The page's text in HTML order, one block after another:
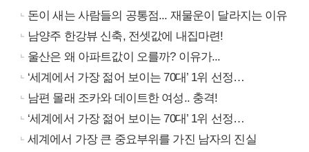
돈이 새는 사람들의 공통점... 재물운이 달라지는 이유
남양주 한강뷰 신축, 전셋값에 내집마련!
울산은 왜 아파트값이 오를까? 이유가...
‘세계에서 가장 젊어 보이는 70대’ 1위 선정…
남편 몰래 조카와 데이트한 여성.. 충격!
‘세계에서 가장 젊어 보이는 70대’ 1위 선정…
세계에서 가장 큰 중요부위를 가진 남자의 진실